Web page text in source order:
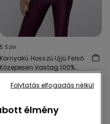
5 Szín
Környakú Hosszú Ujjú Felső
Közepesen Vastag 100%
élmény
Folytatás elfogadás nélkül